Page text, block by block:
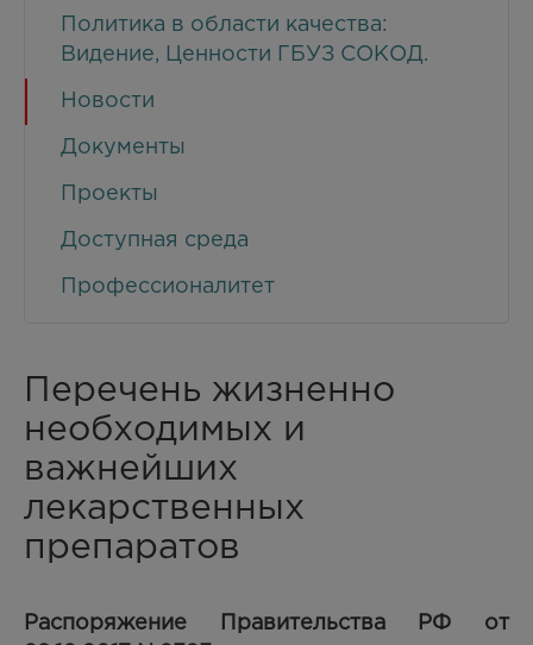
Политика в области качества:
Видение, Ценности ГБУЗ СОКОД.
Новости
Документы
Проекты
Доступная среда
Профессионалитет
Перечень жизненно
необходимых и
важнейших
лекарственных
препаратов
Распоряжение Правительства РФ от